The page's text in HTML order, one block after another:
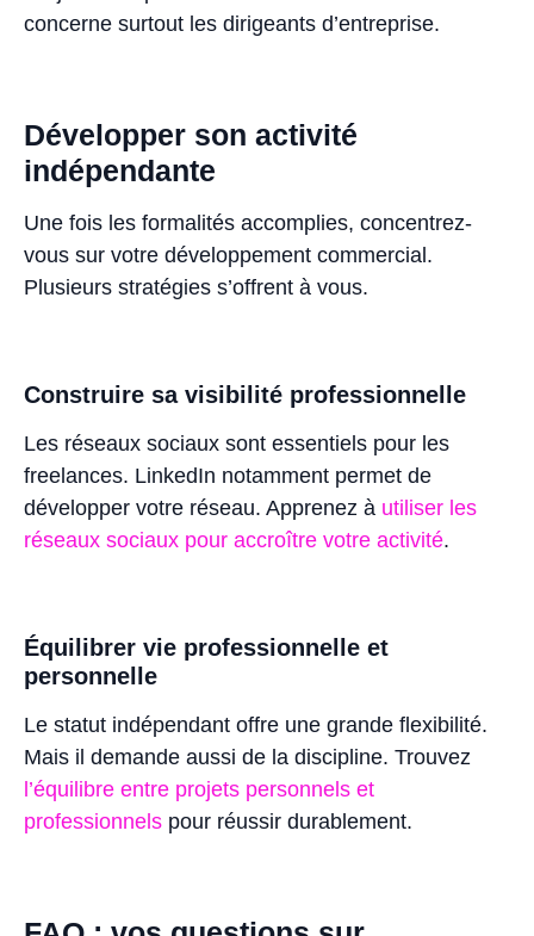
concerne surtout les dirigeants d’entreprise.
Développer son activité
indépendante
Une fois les formalités accomplies, concentrez-
vous sur votre développement commercial.
Plusieurs stratégies s’offrent à vous.
Construire sa visibilité professionnelle
Les réseaux sociaux sont essentiels pour les
freelances. LinkedIn notamment permet de
développer votre réseau. Apprenez à utiliser les
réseaux sociaux pour accroître votre activité.
Équilibrer vie professionnelle et
personnelle
Le statut indépendant offre une grande flexibilité.
Mais il demande aussi de la discipline. Trouvez
l’équilibre entre projets personnels et
professionnels pour réussir durablement.